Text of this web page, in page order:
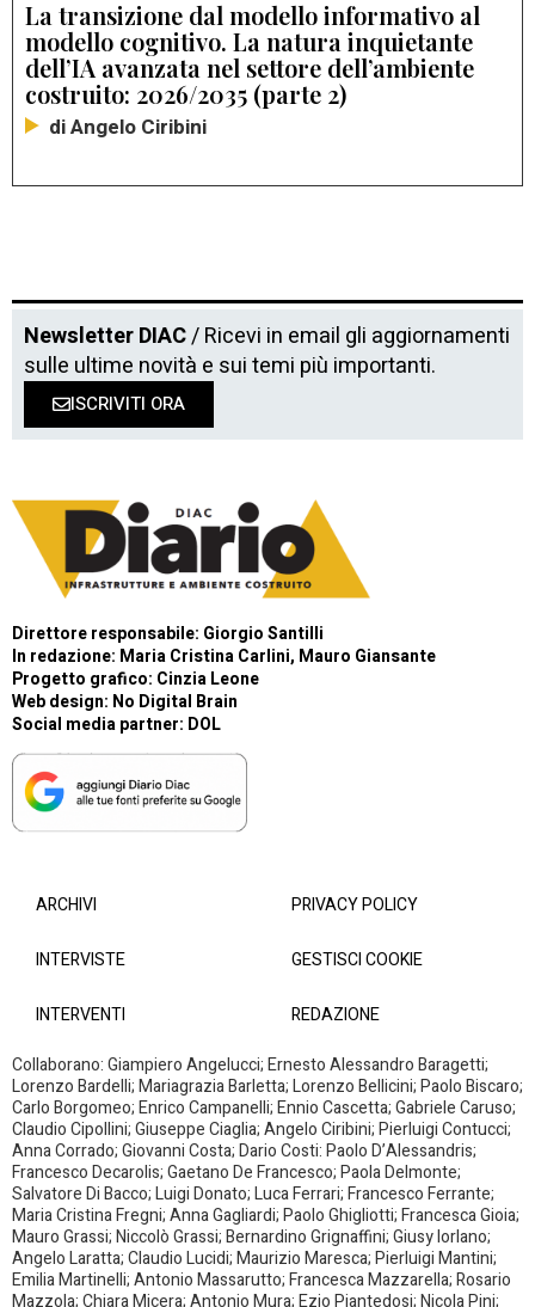
La transizione dal modello informativo al
modello cognitivo. La natura inquietante
dell’IA avanzata nel settore dell’ambiente
costruito: 2026/2035 (parte 2)
di Angelo Ciribini
Newsletter DIAC/ Ricevi in email gli aggiornamenti
sulle ultime novità e sui temi più importanti.
ISCRIVITI ORA
Direttore responsabile: Giorgio Santilli
In redazione: Maria Cristina Carlini, Mauro Giansante
Progetto grafico: Cinzia Leone
Web design: No Digital Brain
Social media partner: DOL
ARCHIVI
INTERVISTE
INTERVENTI
PRIVACY POLICY
GESTISCI COOKIE
REDAZIONE
Collaborano: Giampiero Angelucci; Ernesto Alessandro Baragetti;
Lorenzo Bardelli; Mariagrazia Barletta; Lorenzo Bellicini; Paolo Biscaro;
Carlo Borgomeo; Enrico Campanelli; Ennio Cascetta; Gabriele Caruso;
Claudio Cipollini; Giuseppe Ciaglia; Angelo Ciribini; Pierluigi Contucci;
Anna Corrado; Giovanni Costa; Dario Costi: Paolo D’Alessandris;
Francesco Decarolis; Gaetano De Francesco; Paola Delmonte;
Salvatore Di Bacco; Luigi Donato; Luca Ferrari; Francesco Ferrante;
Maria Cristina Fregni; Anna Gagliardi; Paolo Ghigliotti; Francesca Gioia;
Mauro Grassi; Niccolò Grassi; Bernardino Grignaffini; Giusy Iorlano;
Angelo Laratta; Claudio Lucidi; Maurizio Maresca; Pierluigi Mantini;
Emilia Martinelli; Antonio Massarutto; Francesca Mazzarella; Rosario
Mazzola; Chiara Micera; Antonio Mura; Ezio Piantedosi; Nicola Pini;